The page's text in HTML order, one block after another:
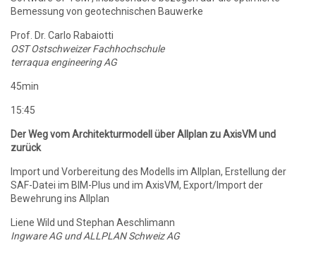
Bemessung von geotechnischen Bauwerke
Prof. Dr. Carlo Rabaiotti
OST Ostschweizer Fachhochschule
terraqua engineering AG
45min
15:45
Der Weg vom Architekturmodell über Allplan zu AxisVM und
zurück
Import und Vorbereitung des Modells im Allplan, Erstellung der
SAF-Datei im BIM-Plus und im AxisVM, Export/Import der
Bewehrung ins Allplan
Liene Wild und Stephan Aeschlimann
Ingware AG und ALLPLAN Schweiz AG